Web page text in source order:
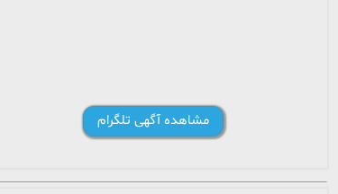
مشاهده آگهی تلگرام